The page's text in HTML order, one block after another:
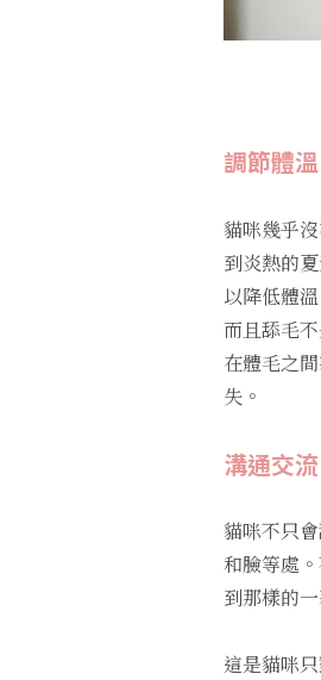
調節體溫
貓咪幾乎
到炎熱的
以降低體溫
而且舔毛
在體毛之
失。
溝通交流
貓咪不只
和臉等處
到那樣的一
這是貓咪